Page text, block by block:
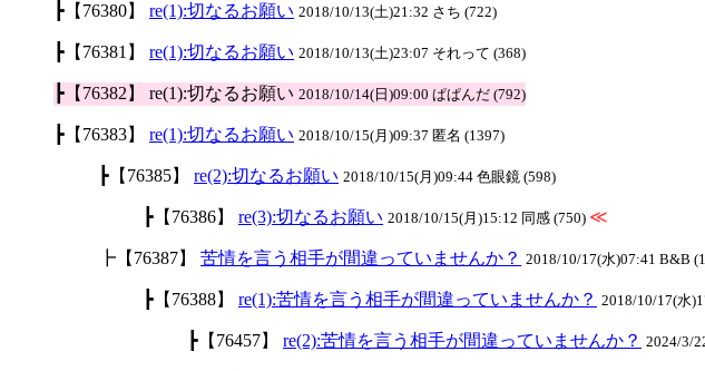
┣【76380】 re(1):切なるお願い 2018/10/13(土)21:32 さち (722)
┣【76381】 re(1):切なるお願い 2018/10/13(土)23:07 それって (368)
┣【76382】 re(1):切なるお願い 2018/10/14(日)09:00 ぱぱんだ (792)
┣【76383】 re(1):切なるお願い 2018/10/15(月)09:37 匿名 (1397)
┣【76385】 re(2):切なるお願い 2018/10/15(月)09:44 色眼鏡 (598)
┣【76386】 re(3):切なるお願い 2018/10/15(月)15:12 同感 (750) ≪
┣【76387】 苦情を言う相手が間違っていませんか？ 2018/10/17(水)07:41 B&B
┣【76388】 re(1):苦情を言う相手が間違っていませんか？ 2018/10/17(水
┣【76457】 re(2):苦情を言う相手が間違っていませんか？ 2024/3/